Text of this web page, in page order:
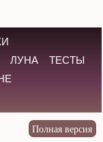
ЛУНА
ТЕСТЫ